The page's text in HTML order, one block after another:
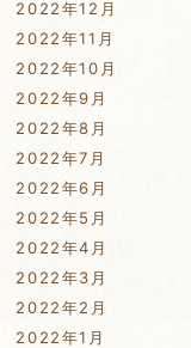
2022年12月
2022年11月
2022年10月
2022年9月
2022年8月
2022年7月
2022年6月
2022年5月
2022年4月
2022年3月
2022年2月
2022年1月